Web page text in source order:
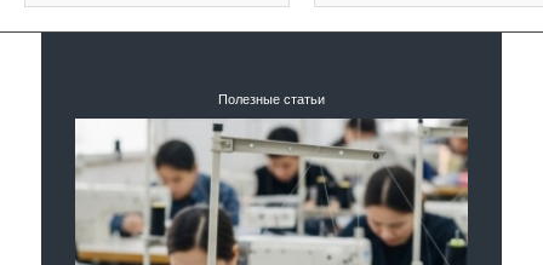
Полезные статьи